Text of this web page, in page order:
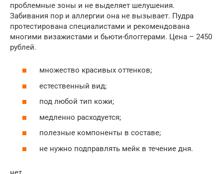
проблемные зоны и не выделяет шелушения.
Забивания пор и аллергии она не вызывает. Пудра
протестирована специалистами и рекомендована
многими визажистами и бьюти-блоггерами. Цена – 2450
рублей.
множество красивых оттенков;
естественный вид;
под любой тип кожи;
медленно расходуется;
полезные компоненты в составе;
не нужно подправлять мейк в течение дня.